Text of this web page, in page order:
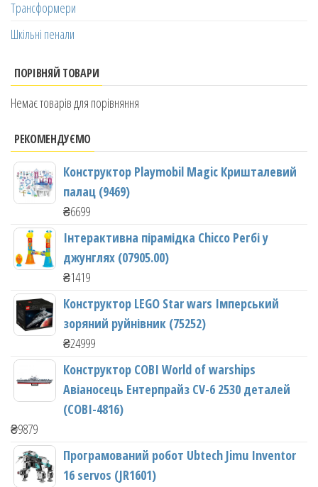
Трансформери
Шкільні пенали
ПОРІВНЯЙ ТОВАРИ
Немає товарів для порівняння
РЕКОМЕНДУЄМО
Конструктор Playmobil Magic Кришталевий
палац (9469)
₴6699
Інтерактивна пірамідка Chicco Регбі у
джунглях (07905.00)
₴1419
Конструктор LEGO Star wars Імперський
зоряний руйнівник (75252)
₴24999
Конструктор COBI World of warships
Авіаносець Ентерпрайз CV-6 2530 деталей
(COBI-4816)
₴9879
Програмований робот Ubtech Jimu Inventor
16 servos (JR1601)